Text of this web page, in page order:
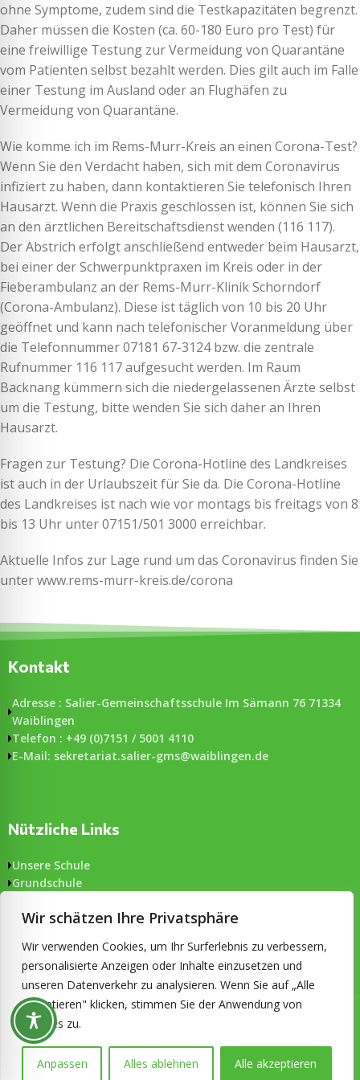
Wir schätzen Ihre Privatsphäre
Wir verwenden Cookies, um Ihr Surferlebnis zu verbessern,
personalisierte Anzeigen oder Inhalte einzusetzen und
unseren Datenverkehr zu analysieren. Wenn Sie auf „Alle
akzeptieren" klicken, stimmen Sie der Anwendung von
Cookies zu.
Anpassen Alles ablehnen Alle akzeptieren
ohne Symptome, zudem sind die Testkapazitäten begrenzt.
Daher müssen die Kosten (ca. 60-180 Euro pro Test) für
eine freiwillige Testung zur Vermeidung von Quarantäne
vom Patienten selbst bezahlt werden. Dies gilt auch im Falle
einer Testung im Ausland oder an Flughäfen zu
Vermeidung von Quarantäne.
Wie komme ich im Rems-Murr-Kreis an einen Corona-Test?
Wenn Sie den Verdacht haben, sich mit dem Coronavirus
infiziert zu haben, dann kontaktieren Sie telefonisch Ihren
Hausarzt. Wenn die Praxis geschlossen ist, können Sie sich
an den ärztlichen Bereitschaftsdienst wenden (116 117).
Der Abstrich erfolgt anschließend entweder beim Hausarzt,
bei einer der Schwerpunktpraxen im Kreis oder in der
Fieberambulanz an der Rems-Murr-Klinik Schorndorf
(Corona-Ambulanz). Diese ist täglich von 10 bis 20 Uhr
geöffnet und kann nach telefonischer Voranmeldung über
die Telefonnummer 07181 67-3124 bzw. die zentrale
Rufnummer 116 117 aufgesucht werden. Im Raum
Backnang kümmern sich die niedergelassenen Ärzte selbst
um die Testung, bitte wenden Sie sich daher an Ihren
Hausarzt.
Fragen zur Testung? Die Corona-Hotline des Landkreises
ist auch in der Urlaubszeit für Sie da. Die Corona-Hotline
des Landkreises ist nach wie vor montags bis freitags von 8
bis 13 Uhr unter 07151/501 3000 erreichbar.
Aktuelle Infos zur Lage rund um das Coronavirus finden Sie
unter www.rems-murr-kreis.de/corona
Kontakt
Adresse : Salier-Gemeinschaftsschule Im Sämann 76 71334
Waiblingen
Telefon : +49 (0)7151 / 5001 4110
E-Mail: sekretariat.salier-gms@waiblingen.de
Nützliche Links
Unsere Schule
Grundschule
Aktuelles
Impressum & Datenschutz
Barrierefreiheit
© 2026 Salier-Gemeinschaftsschule Waiblingen. Alle Rechte
vorbehalten. Konzeption und technische Umsetzung:
ckDIALOG